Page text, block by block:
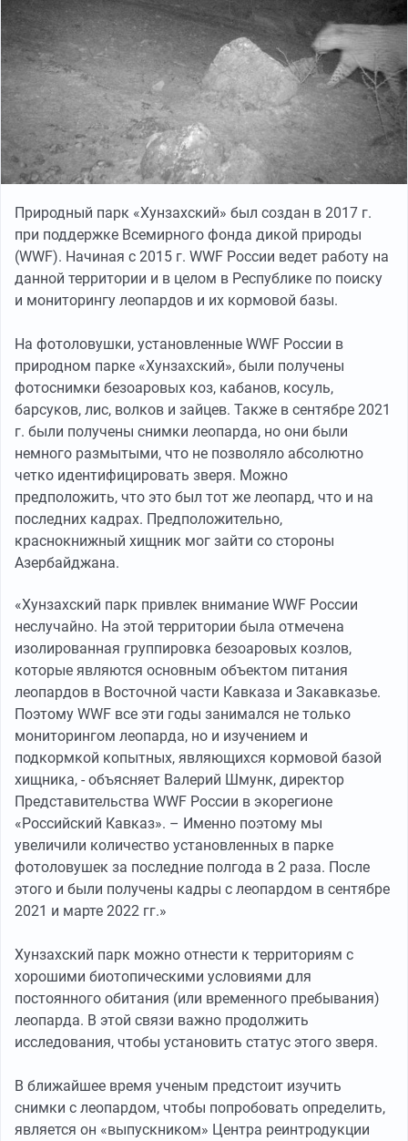
Природный парк «Хунзахский» был создан в 2017 г.
при поддержке Всемирного фонда дикой природы
(WWF). Начиная с 2015 г. WWF России ведет работу на
данной территории и в целом в Республике по поиску
и мониторингу леопардов и их кормовой базы.
На фотоловушки, установленные WWF России в
природном парке «Хунзахский», были получены
фотоснимки безоаровых коз, кабанов, косуль,
барсуков, лис, волков и зайцев. Также в сентябре 2021
г. были получены снимки леопарда, но они были
немного размытыми, что не позволяло абсолютно
четко идентифицировать зверя. Можно
предположить, что это был тот же леопард, что и на
последних кадрах. Предположительно,
краснокнижный хищник мог зайти со стороны
Азербайджана.
«Хунзахский парк привлек внимание WWF России
неслучайно. На этой территории была отмечена
изолированная группировка безоаровых козлов,
которые являются основным объектом питания
леопардов в Восточной части Кавказа и Закавказье.
Поэтому WWF все эти годы занимался не только
мониторингом леопарда, но и изучением и
подкормкой копытных, являющихся кормовой базой
хищника, - объясняет Валерий Шмунк, директор
Представительства WWF России в экорегионе
«Российский Кавказ». – Именно поэтому мы
увеличили количество установленных в парке
фотоловушек за последние полгода в 2 раза. После
этого и были получены кадры с леопардом в сентябре
2021 и марте 2022 гг.»
Хунзахский парк можно отнести к территориям с
хорошими биотопическими условиями для
постоянного обитания (или временного пребывания)
леопарда. В этой связи важно продолжить
исследования, чтобы установить статус этого зверя.
В ближайшее время ученым предстоит изучить
снимки с леопардом, чтобы попробовать определить,
является он «выпускником» Центра реинтродукции